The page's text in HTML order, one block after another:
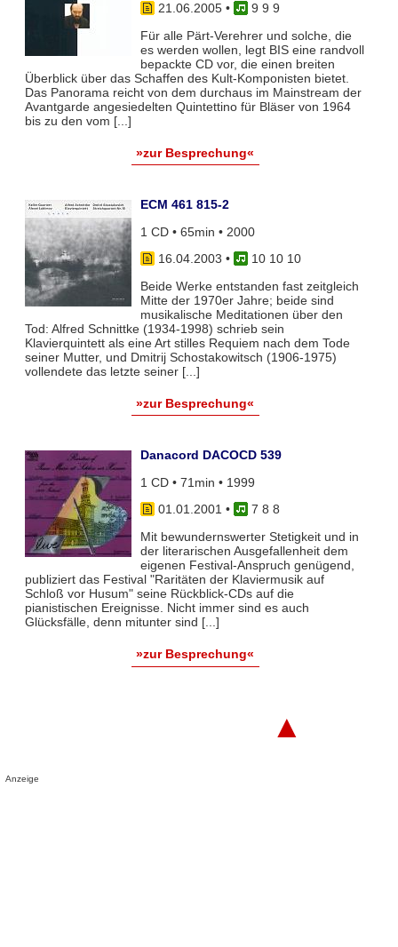
21.06.2005•
9 9 9
Für alle Pärt-Verehrer und solche, die
es werden wollen, legt BIS eine randvoll
bepackte CD vor, die einen breiten
Überblick über das Schaffen des Kult-Komponisten bietet.
Das Panorama reicht von dem durchaus im Mainstream der
Avantgarde angesiedelten Quintettino für Bläser von 1964
bis zu den vom [...]
»zur Besprechung«
ECM 461 815-2
1 CD • 65min • 2000
16.04.2003 •
10 10 10
Beide Werke entstanden fast zeitgleich
Mitte der 1970er Jahre; beide sind
musikalische Meditationen über den
Tod: Alfred Schnittke (1934-1998) schrieb sein
Klavierquintett als eine Art stilles Requiem nach dem Tode
seiner Mutter, und Dmitrij Schostakowitsch (1906-1975)
vollendete das letzte seiner [...]
»zur Besprechung«
Danacord DACOCD 539
1 CD • 71min • 1999
01.01.2001 •
7 8 8
Mit bewundernswerter Stetigkeit und in
der literarischen Ausgefallenheit dem
eigenen Festival-Anspruch genügend,
publiziert das Festival "Raritäten der Klaviermusik auf
Schloß vor Husum" seine Rückblick-CDs auf die
pianistischen Ereignisse. Nicht immer sind es auch
Glücksfälle, denn mitunter sind [...]
»zur Besprechung«
▲
Anzeige